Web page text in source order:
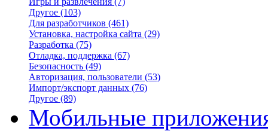
Другое (103)
Для разработчиков (461)
Установка, настройка сайта (29)
Разработка (75)
Отладка, поддержка (67)
Безопасность (49)
Авторизация, пользователи (53)
Импорт/экспорт данных (76)
Другое (89)
Мобильные